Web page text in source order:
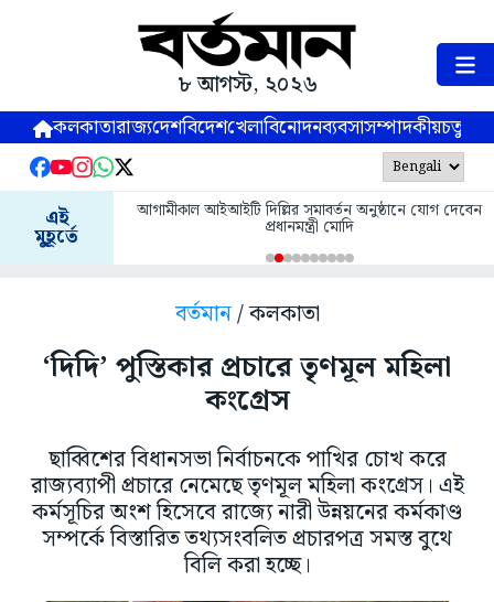
৮ আগস্ট, ২০২৬
কলকাতারাজ্যদেশবিদেশখেলাবিনোদনব্যবসাসম্পাদকীয়
এই
মুহূর্তে
আগামীকাল আইআইটি দিল্লির সমাবর্তন অনুষ্ঠানে যোগ দেবেন
প্রধানমন্ত্রী মোদি
বর্তমান/ কলকাতা
‘দিদি’ পুস্তিকার প্রচারে তৃণমূল মহিলা
কংগ্রেস
ছাব্বিশের বিধানসভা নির্বাচনকে পাখির চোখ করে
রাজ্যব্যাপী প্রচারে নেমেছে তৃণমূল মহিলা কংগ্রেস। এই
কর্মসূচির অংশ হিসেবে রাজ্যে নারী উন্নয়নের কর্মকাণ্ড
সম্পর্কে বিস্তারিত তথ্যসংবলিত প্রচারপত্র সমস্ত বুথে
বিলি করা হচ্ছে।